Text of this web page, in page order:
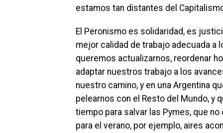
estamos tan distantes del
El Peronismo es solidaridad, es
mejor calidad de trabajo adecuada a
queremos actualizarnos, reordenar
adaptar nuestros trabajo a los
nuestro camino, y en una Argentina
pelearnos con el Resto del Mundo, y
tiempo para salvar las Pymes, que
para el verano, por ejemplo, aires